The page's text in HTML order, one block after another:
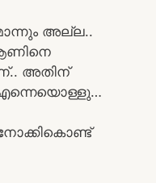
അല്ല..
അതിന്